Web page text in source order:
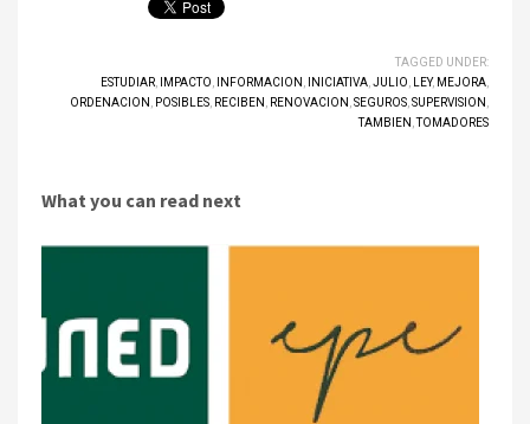
TAGGED UNDER:
ESTUDIAR, IMPACTO, INFORMACION , INICIATIVA,JULIO, LEY, MEJORA,
ORDENACION , POSIBLES, RECIBEN , RENOVACION ,SEGUROS,SUPERVISION ,
TAMBIEN ,TOMADORES
What you can read next